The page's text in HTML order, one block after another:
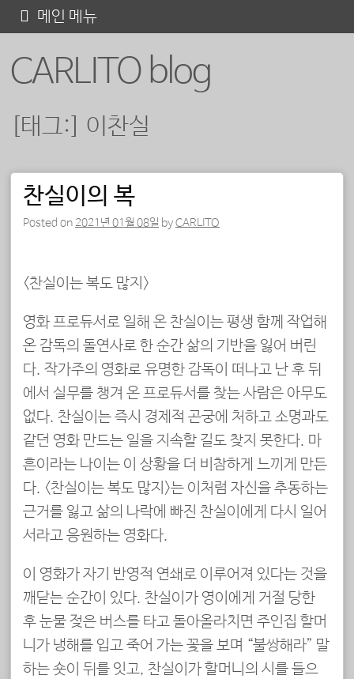
CARLITO blog
메인 메뉴
텐
[태그:] 이찬실
포스트 내비게이션
찬실이의 복
Posted on 2021년 01월 08일 byCARLITO
<찬실이는 복도 많지>
영화 프로듀서로 일해 온 찬실이는 평생 함께 작업해
온 감독의 돌연사로 한 순간 삶의 기반을 잃어 버린
다. 작가주의 영화로 유명한 감독이 떠나고 난 후 뒤
에서 실무를 챙겨 온 프로듀서를 찾는 사람은 아무도
없다. 찬실이는 즉시 경제적 곤궁에 처하고 소명과도
같던 영화 만드는 일을 지속할 길도 찾지 못한다. 마
흔이라는 나이는 이 상황을 더 비참하게 느끼게 만든
다. <찬실이는 복도 많지>는 이처럼 자신을 추동하는
근거를 잃고 삶의 나락에 빠진 찬실이에게 다시 일어
서라고 응원하는 영화다.
이 영화가 자기 반영적 연쇄로 이루어져 있다는 것을
깨닫는 순간이 있다. 찬실이가 영이에게 거절 당한
후 눈물 젖은 버스를 타고 돌아올라치면 주인집 할머
니가 냉해를 입고 죽어 가는 꽃을 보며 “불쌍해라” 말
하는 숏이 뒤를 잇고, 찬실이가 할머니의 시를 들으